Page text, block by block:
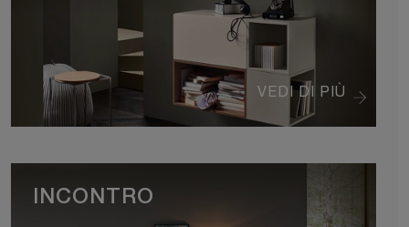
VEDI DI PIÙ
INCONTRO